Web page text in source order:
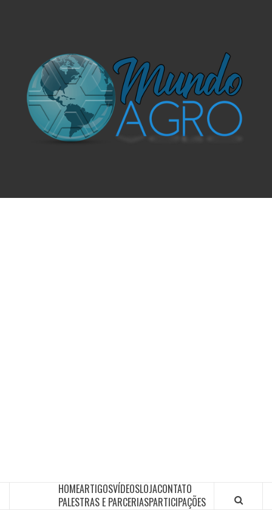
HOMEARTIGOSVÍDEOSLOJACONTATO
PALESTRAS E PARCERIASPARTICIPAÇÕES